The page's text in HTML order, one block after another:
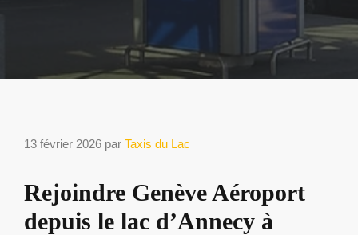
13 février 2026 par Taxis du Lac
Rejoindre Genève Aéroport
depuis le lac d’Annecy à